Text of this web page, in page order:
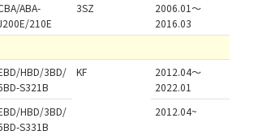
ABA-
210E
3SZ
2006.01～
2016.03
HBD/3BD/
S321B
KF
2012.04～
2022.01
HBD/3BD/
S331B
2012.04~